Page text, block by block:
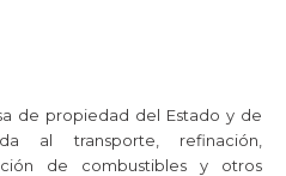
de propiedad del Estado y de
al transporte, refinación,
de combustibles y otros